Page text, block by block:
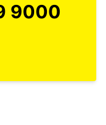
9000